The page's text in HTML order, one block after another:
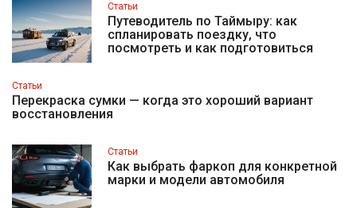
Статьи
Путеводитель по Таймыру: как
спланировать поездку, что
посмотреть и как подготовиться
Статьи
Перекраска сумки — когда это хороший вариант
восстановления
Статьи
Как выбрать фаркоп для конкретной
марки и модели автомобиля